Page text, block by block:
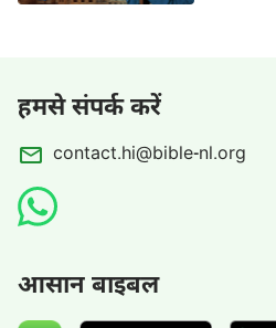
हमसे संपर्क करें
contact.hi@bible-nl.org
आसान बाइबल